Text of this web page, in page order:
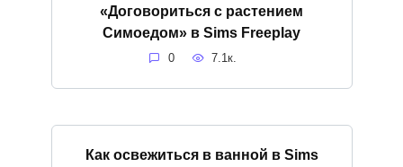
«Договориться с растением
Симоедом» в Sims Freeplay
0 7.1к.
Как освежиться в ванной в Sims